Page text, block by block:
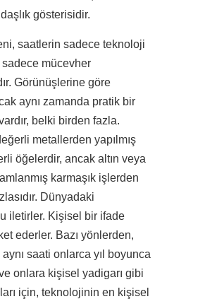
gösterisidir.
saatlerin sadece teknoloji
sadece mücevher
Görünüşlerine göre
aynı zamanda pratik bir
belki birden fazla.
metallerden yapılmış
öğelerdir, ancak altın veya
karmaşık işlerden
Dünyadaki
iletirler. Kişisel bir ifade
ederler. Bazı yönlerden,
saati onlarca yıl boyunca
onlara kişisel yadigarı gibi
için, teknolojinin en kişisel